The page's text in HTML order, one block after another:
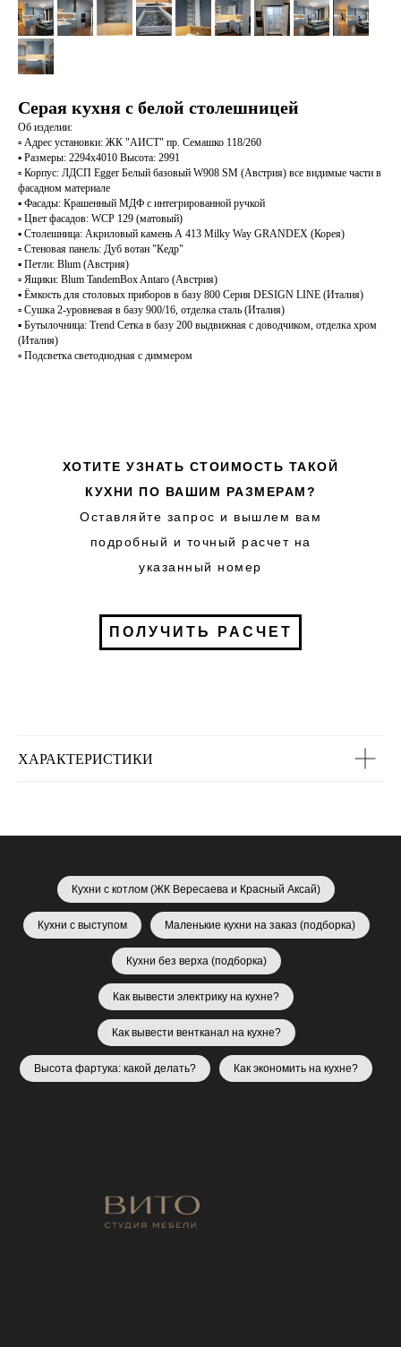
Серая кухня с белой столешницей
Об изделии:
▫️ Адрес установки: ЖК "АИСТ" пр. Семашко 118/260
▪️ Размеры: 2294х4010 Высота: 2991
▫️ Корпус: ЛДСП Egger Белый базовый W908 SM (Австрия) все видимые части в
фасадном материале
▪️ Фасады: Крашенный МДФ с интегрированной ручкой
▫️ Цвет фасадов: WCP 129 (матовый)
▪️ Столешница: Акриловый камень А 413 Milky Way GRANDEX (Корея)
▫️ Стеновая панель: Дуб вотан "Кедр"
▪️ Петли: Blum (Австрия)
▫️ Ящики: Blum TandemBox Antaro (Австрия)
▪️ Ёмкость для столовых приборов в базу 800 Серия DESIGN LINE (Италия)
▫️ Сушка 2-уровневая в базу 900/16, отделка сталь (Италия)
▪️ Бутылочница: Trend Сетка в базу 200 выдвижная с доводчиком, отделка хром
(Италия)
▫️ Подсветка светодиодная с диммером
ПОЛУЧИТЬ РАСЧЕТ
ХОТИТЕ УЗНАТЬ СТОИМОСТЬ ТАКОЙ
КУХНИ ПО ВАШИМ РАЗМЕРАМ?
Оставляйте запрос и вышлем вам
подробный и точный расчет на
указанный номер
ХАРАКТЕРИСТИКИ
Кухни с котлом (ЖК Вересаева и Красный Аксай)
Кухни с выступом Маленькие кухни на заказ (подборка)
Кухни без верха (подборка)
Как вывести электрику на кухне?
Как вывести вентканал на кухне?
Высота фартука: какой делать? Как экономить на кухне?